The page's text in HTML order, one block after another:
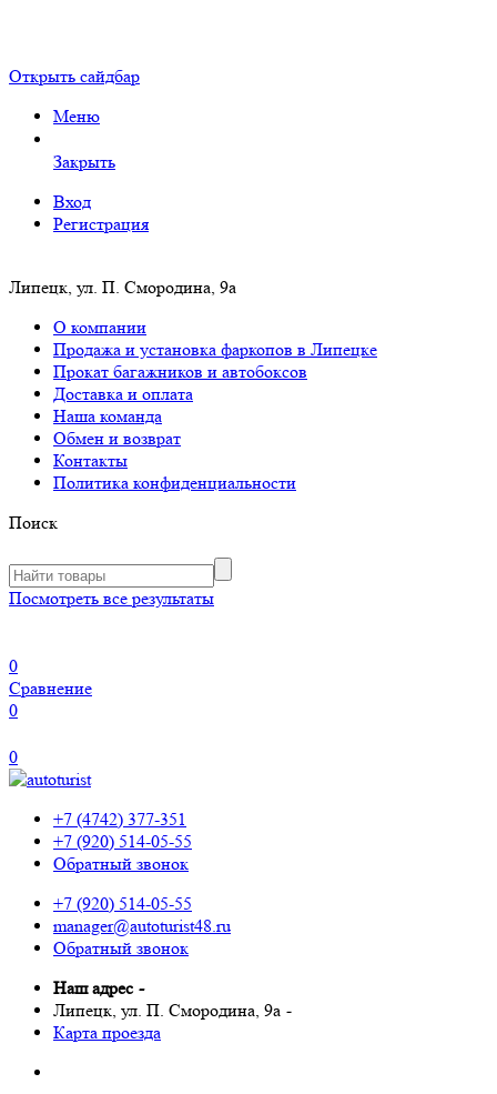
Открыть сайдбар
Меню
Закрыть
Вход
Регистрация
Липецк, ул. П. Смородина, 9а
О компании
Продажа и установка фаркопов в Липецке
Прокат багажников и автобоксов
Доставка и оплата
Наша команда
Обмен и возврат
Контакты
Политика конфиденциальности
Поиск
Посмотреть все результаты
0
Сравнение
0
0
+7 (4742) 377-351
+7 (920) 514-05-55
Обратный звонок
+7 (920) 514-05-55
manager@autoturist48.ru
Обратный звонок
Наш адрес -
Липецк, ул. П. Смородина, 9а -
Карта проезда